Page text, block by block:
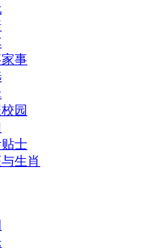
事
园
士
生肖